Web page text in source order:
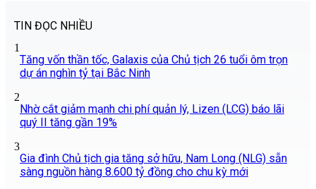
TIN ĐỌC NHIỀU
1
Tăng vốn thần tốc, Galaxis của Chủ tịch 26 tuổi ôm trọn
dự án nghìn tỷ tại Bắc Ninh
2
Nhờ cắt giảm mạnh chi phí quản lý, Lizen (LCG) báo lãi
quý II tăng gần 19%
3
Gia đình Chủ tịch gia tăng sở hữu, Nam Long (NLG) sẵn
sàng nguồn hàng 8.600 tỷ đồng cho chu kỳ mới